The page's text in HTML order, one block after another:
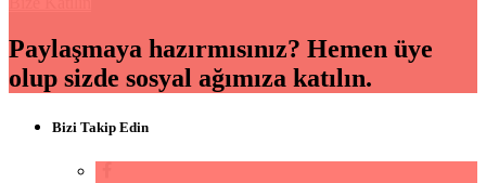
Paylaşmaya hazırmısınız? Hemen üye
olup sizde sosyal ağımıza katılın.
Bizi Takip Edin